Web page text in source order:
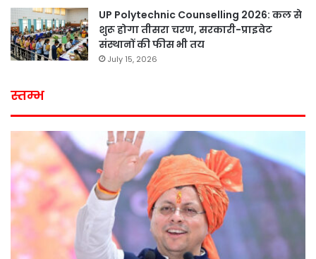
UP Polytechnic Counselling 2026: कल से
शुरू होगा तीसरा चरण, सरकारी-प्राइवेट
संस्थानों की फीस भी तय
July 15, 2026
स्तम्भ